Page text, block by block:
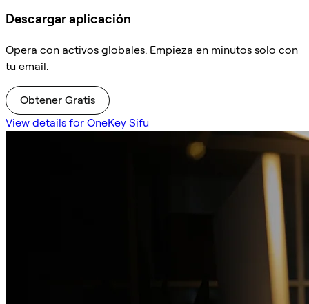
Descargar aplicación
Opera con activos globales. Empieza en minutos solo con
tu email.
Obtener Gratis
View details for OneKey Sifu